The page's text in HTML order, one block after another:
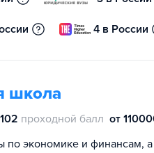
4 в России
школа
проходной балл от
экономике и финансам,